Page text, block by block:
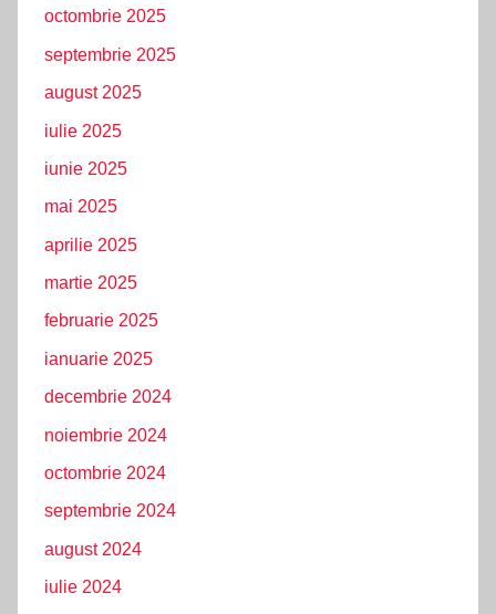
octombrie 2025
septembrie 2025
august 2025
iulie 2025
iunie 2025
mai 2025
aprilie 2025
martie 2025
februarie 2025
ianuarie 2025
decembrie 2024
noiembrie 2024
octombrie 2024
septembrie 2024
august 2024
iulie 2024